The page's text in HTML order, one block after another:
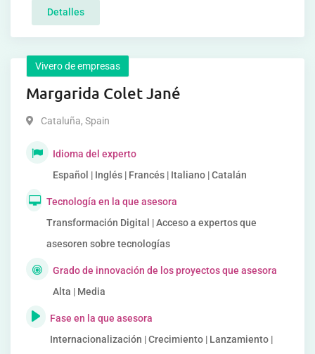
Detalles
Vivero de empresas
Margarida Colet Jané
Cataluña, Spain
Idioma del experto
Español | Inglés | Francés | Italiano | Catalán
Tecnología en la que asesora
Transformación Digital | Acceso a expertos que
asesoren sobre tecnologías
Grado de innovación de los proyectos que asesora
Alta | Media
Fase en la que asesora
Internacionalización | Crecimiento | Lanzamiento |